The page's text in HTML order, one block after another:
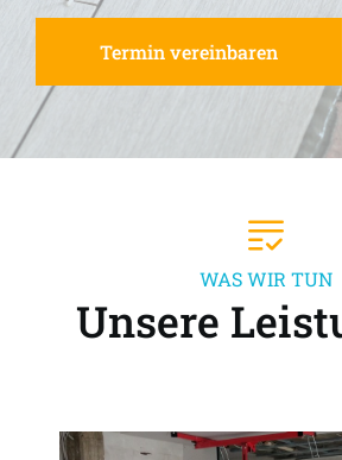
Termin vereinbaren
WAS WIR TUN
Unsere